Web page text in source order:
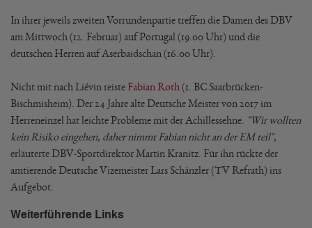
In ihrer jeweils zweiten Vorrundenpartie treffen die Damen des DBV
am Mittwoch (12. Februar) auf Portugal (19.00 Uhr) und die
deutschen Herren auf Aserbaidschan (16.00 Uhr).
Nicht mit nach Liévin reiste Fabian Roth (1. BC Saarbrücken-
Bischmisheim). Der 24 Jahre alte Deutsche Meister von 2017 im
Herreneinzel hat leichte Probleme mit der Achillessehne.
"Wir wollten
kein Risiko eingehen, daher nimmt Fabian nicht an der EM teil",
erläuterte DBV-Sportdirektor Martin Kranitz. Für ihn rückte der
amtierende Deutsche Vizemeister Lars Schänzler (TV Refrath) ins
Aufgebot.
Weiterführende Links